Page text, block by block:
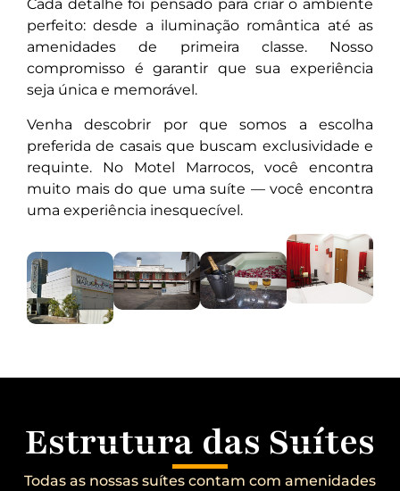
Cada detalhe foi pensado para criar o ambiente
perfeito: desde a iluminação romântica até as
amenidades de primeira classe. Nosso
compromisso é garantir que sua experiência
seja única e memorável.
Venha descobrir por que somos a escolha
preferida de casais que buscam exclusividade e
requinte. No Motel Marrocos, você encontra
muito mais do que uma suíte — você encontra
uma experiência inesquecível.
Estrutura das Suítes
Todas as nossas suítes contam com amenidades